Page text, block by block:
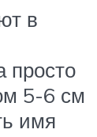
в
просто
5-6 см
имя